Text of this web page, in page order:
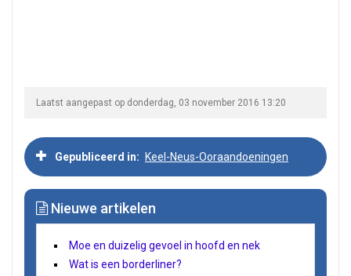
Laatst aangepast op donderdag, 03 november 2016 13:20
Gepubliceerd in Keel-Neus-Ooraandoeningen
Nieuwe artikelen
Moe en duizelig gevoel in hoofd en nek
Wat is een borderliner?